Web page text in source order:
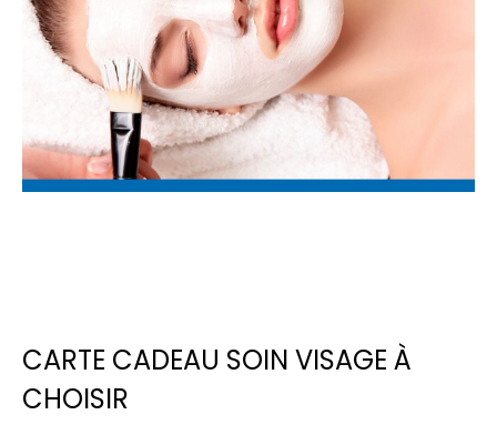
CARTE CADEAU SOIN VISAGE À
CHOISIR